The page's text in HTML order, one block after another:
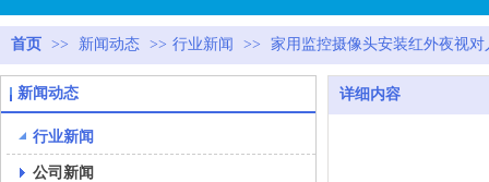
首页 >> 新闻动态 >> 行业新闻 >> 家用监控摄像头安装红外夜视
新闻动态
行业新闻
公司新闻
详细内容